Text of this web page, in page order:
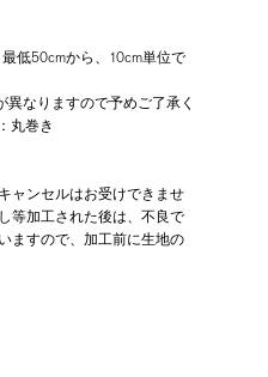
低50cmから、10cm単位で
なりますので予めご了承く
丸巻き
ャンセルはお受けできませ
等加工された後は、不良で
ますので、加工前に生地の